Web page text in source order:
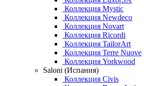
Коллекция Mystic
Коллекция Newdeco
Коллекция Novart
Коллекция Ricordi
Коллекция TailorArt
Коллекция Terre Nuove
Коллекция Yorkwood
Saloni (Испания)
Коллекция Civis